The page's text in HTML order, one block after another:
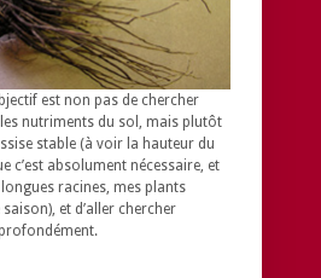
est non pas de chercher
nutriments du sol, mais plutôt
stable (à voir la hauteur du
c’est absolument nécessaire, et
racines, mes plants
et d’aller chercher